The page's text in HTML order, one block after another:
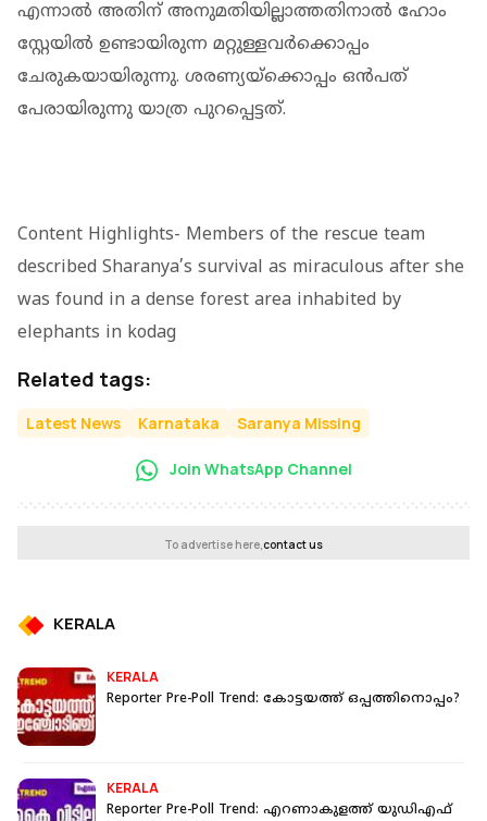
എന്നാല്‍ അതിന് അനുമതിയില്ലാത്തതിനാല്‍ ഹോം
സ്റ്റേയില്‍ ഉണ്ടായിരുന്ന മറ്റുള്ളവര്‍ക്കൊപ്പം
ചേരുകയായിരുന്നു. ശരണ്യയ്‌ക്കൊപ്പം ഒന്‍പത്
പേരായിരുന്നു യാത്ര പുറപ്പെട്ടത്.
Content Highlights- Members of the rescue team
described Sharanya’s survival as miraculous after she
was found in a dense forest area inhabited by
elephants in kodag
Related tags:
Latest News Karnataka Saranya Missing
Join WhatsApp Channel
To advertise here,contact us
KERALA
KERALA
Reporter Pre-Poll Trend: കോട്ടയത്ത് ഒപ്പത്തിനൊപ്പം?
KERALA
Reporter Pre-Poll Trend: എറണാകുളത്ത് യുഡിഎഫ്